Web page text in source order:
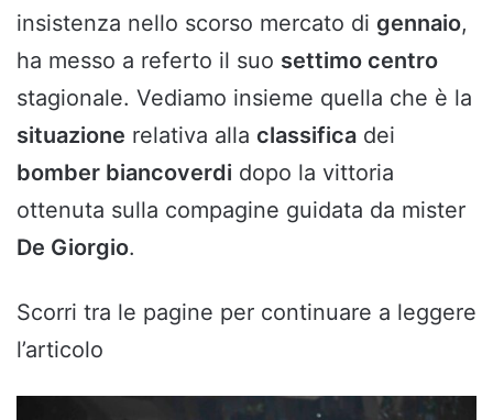
insistenza nello scorso mercato di gennaio,
ha messo a referto il suo settimo centro
stagionale. Vediamo insieme quella che è la
situazione relativa alla classifica dei
bomber biancoverdi dopo la vittoria
ottenuta sulla compagine guidata da mister
De Giorgio.
Scorri tra le pagine per continuare a leggere
l’articolo